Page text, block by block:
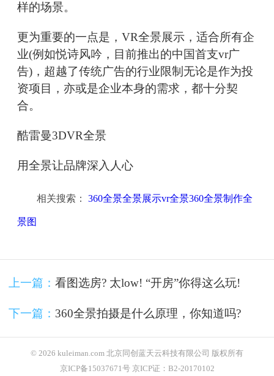
样的场景。
更为重要的一点是，VR全景展示，适合所有企
业(例如悦诗风吟，目前推出的中国首支vr广
告)，超越了传统广告的行业限制无论是作为投
资项目，亦或是企业本身的需求，都十分契
合。
酷雷曼3DVR全景
用全景让品牌深入人心
相关搜索： 360全景全景展示vr全景360全景制作全
景图
上一篇： 看图选房? 太low! “开房”你得这么玩!
下一篇： 360全景拍摄是什么原理，你知道吗?
© 2026 kuleiman.com 北京同创蓝天云科技有限公司 版权所有
京ICP备15037671号 京ICP证：B2-20170102